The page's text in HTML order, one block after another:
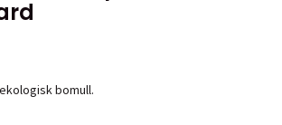
bomull.